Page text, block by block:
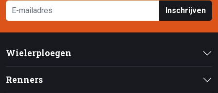
Inschrijven
Wielerploegen
Renners